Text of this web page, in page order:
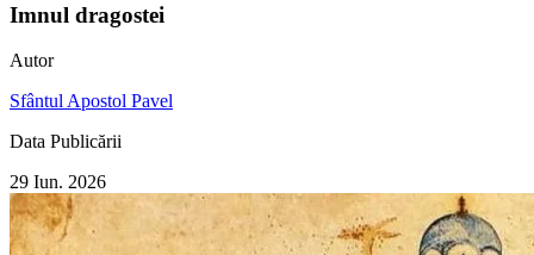
Imnul dragostei
Autor
Sfântul Apostol Pavel
Data Publicării
29 Iun. 2026